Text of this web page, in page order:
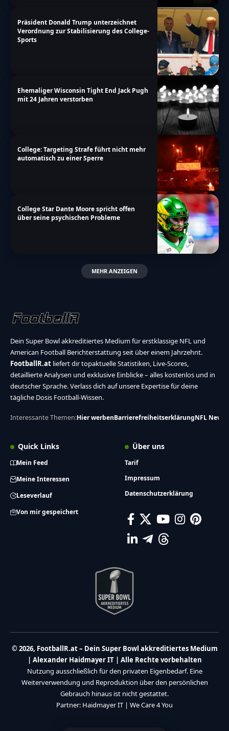
Präsident Donald Trump unterzeichnet
Verordnung zur Stabilisierung des College-
Sports
Ehemaliger Wisconsin Tight End Jack Pugh
mit 24 Jahren verstorben
College: Targeting Strafe führt nicht mehr
automatisch zu einer Sperre
College Star Dante Moore spricht offen
über seine psychischen Probleme
MEHR ANZEIGEN
Dein Super Bowl akkreditiertes Medium für erstklassige NFL und
American Football Berichterstattung seit über einem Jahrzehnt.
FootballR.at liefert dir topaktuelle Statistiken, Live-Scores,
detaillierte Analysen und exklusive Einblicke – alles kostenlos und in
deutscher Sprache. Verlass dich auf unsere Expertise für deine
tägliche Dosis Football-Wissen.
Interessante Themen:Hier werbenBarrierefreiheitserklärungNFL News
Quick Links
Mein Feed
Meine Interessen
Leseverlauf
Von mir gespeichert
Über uns
Tarif
Impressum
Datenschutzerklärung
© 2026, FootballR.at – Dein Super Bowl akkreditiertes Medium
| Alexander Haidmayer IT | Alle Rechte vorbehalten
Nutzung ausschließlich für den privaten Eigenbedarf. Eine
Weiterverwendung und Reproduktion über den persönlichen
Gebrauch hinaus ist nicht gestattet.
Partner: Haidmayer IT | We Care 4 You